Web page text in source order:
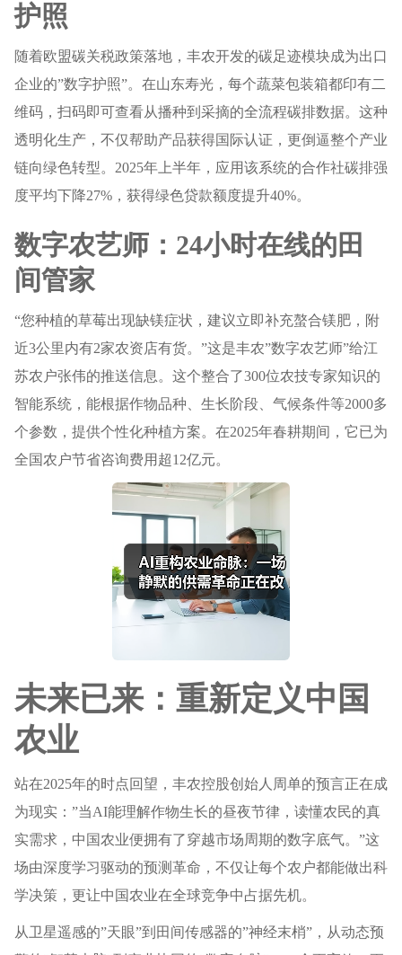
护照
随着欧盟碳关税政策落地，丰农开发的碳足迹模块成为出口
企业的”数字护照”。在山东寿光，每个蔬菜包装箱都印有二
维码，扫码即可查看从播种到采摘的全流程碳排数据。这种
透明化生产，不仅帮助产品获得国际认证，更倒逼整个产业
链向绿色转型。2025年上半年，应用该系统的合作社碳排强
度平均下降27%，获得绿色贷款额度提升40%。
数字农艺师：24小时在线的田
间管家
“您种植的草莓出现缺镁症状，建议立即补充螯合镁肥，附
近3公里内有2家农资店有货。”这是丰农”数字农艺师”给江
苏农户张伟的推送信息。这个整合了300位农技专家知识的
智能系统，能根据作物品种、生长阶段、气候条件等2000多
个参数，提供个性化种植方案。在2025年春耕期间，它已为
全国农户节省咨询费用超12亿元。
未来已来：重新定义中国
农业
站在2025年的时点回望，丰农控股创始人周单的预言正在成
为现实：”当AI能理解作物生长的昼夜节律，读懂农民的真
实需求，中国农业便拥有了穿越市场周期的数字底气。”这
场由深度学习驱动的预测革命，不仅让每个农户都能做出科
学决策，更让中国农业在全球竞争中占据先机。
从卫星遥感的”天眼”到田间传感器的”神经末梢”，从动态预